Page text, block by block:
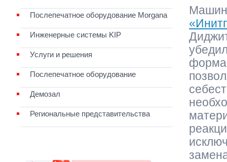
форма
Послепечатное оборудование Morgana
Инженерные системы KIP
Услуги и решения
Послепечатное оборудование
Демозал
Региональные представительства